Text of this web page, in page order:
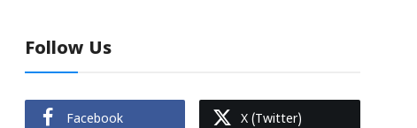
Follow Us
Facebook X (Twitter)